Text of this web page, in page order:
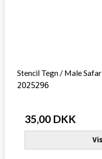
Stencil Tegn / Male
2025296
35,00 DKK